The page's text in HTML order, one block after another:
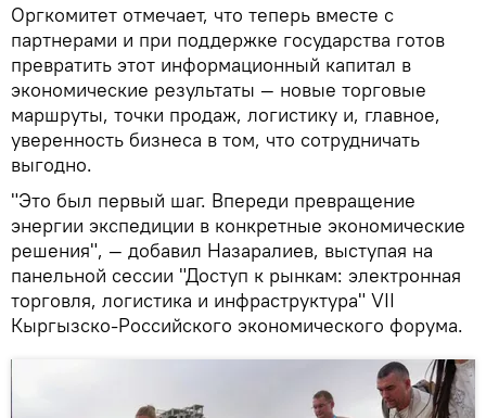
Оргкомитет отмечает, что теперь вместе с
партнерами и при поддержке государства готов
превратить этот информационный капитал в
экономические результаты — новые торговые
маршруты, точки продаж, логистику и, главное,
уверенность бизнеса в том, что сотрудничать
выгодно.
"Это был первый шаг. Впереди превращение
энергии экспедиции в конкретные экономические
решения", — добавил Назаралиев, выступая на
панельной сессии "Доступ к рынкам: электронная
торговля, логистика и инфраструктура" VII
Кыргызско-Российского экономического форума.